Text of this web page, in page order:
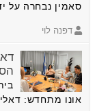
סאמין נבחרה על
דפנה לוי
אונו מתחדש: